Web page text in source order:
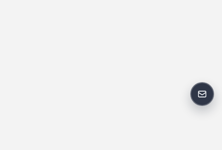
反馈